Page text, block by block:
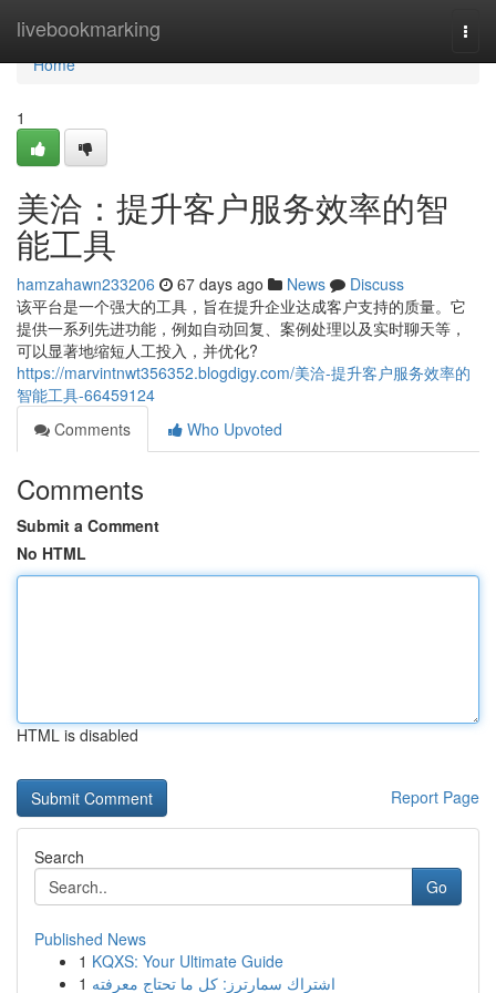
livebookmarking
Home
Home
1
美洽：提升客户服务效率的智
能工具
hamzahawn233206 67 days ago News
Discuss
该平台是一个强大的工具，旨在提升企业达成客户支持的质量。它
提供一系列先进功能，例如自动回复、案例处理以及实时聊天等，
可以显著地缩短人工投入，并优化?
https://marvintnwt356352.blogdigy.com/美洽-提升客户服务效率的
智能工具-66459124
Comments
Who Upvoted
Comments
Submit a Comment
No HTML
HTML is disabled
Report Page
Search
Go
Published News
1 KQXS: Your Ultimate Guide
1 اشتراك سمارترز: كل ما تحتاج معرفته